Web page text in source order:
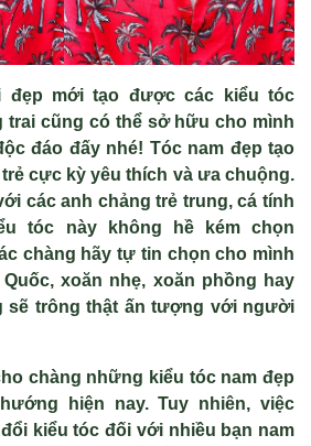
đẹp mới tạo được các kiểu tóc
trai cũng có thể sở hữu cho mình
đáo đấy nhé! Tóc nam đẹp tạo
cực kỳ yêu thích và ưa chuộng.
các anh chảng trẻ trung, cá tính
tóc này không hề kém chọn
chàng hãy tự tin chọn cho mình
xoăn nhẹ, xoăn phồng hay
sẽ trông thật ấn tượng với người
chàng những kiểu tóc nam đẹp
hiện nay. Tuy nhiên, việc
kiểu tóc đối với nhiều bạn nam